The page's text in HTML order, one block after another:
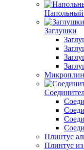
Напольный
Заглушки
Плинтус
Плинтус